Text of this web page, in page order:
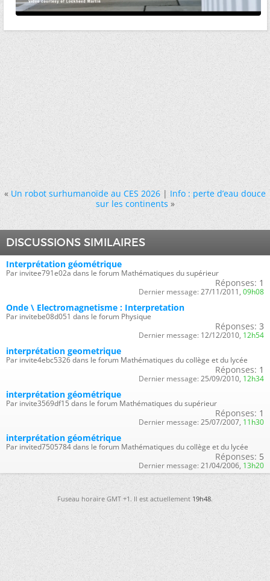
« Un robot surhumanoïde au CES 2026|Info : perte d’eau douce
sur les continents »
DISCUSSIONS SIMILAIRES
Interprétation géométrique
Par invitee791e02a dans le forum Mathématiques du supérieur
Réponses: 1
Dernier message: 27/11/2011, 09h08
Onde \ Electromagnetisme : Interpretation
Par invitebe08d051 dans le forum Physique
Réponses: 3
Dernier message: 12/12/2010, 12h54
interprétation geometrique
Par invite4ebc5326 dans le forum Mathématiques du collège et du lycée
Réponses: 1
Dernier message: 25/09/2010, 12h34
interprétation géométrique
Par invite3569df15 dans le forum Mathématiques du supérieur
Réponses: 1
Dernier message: 25/07/2007, 11h30
interprétation géométrique
Par invited7505784 dans le forum Mathématiques du collège et du lycée
Réponses: 5
Dernier message: 21/04/2006, 13h20
Fuseau horaire GMT +1. Il est actuellement19h48.